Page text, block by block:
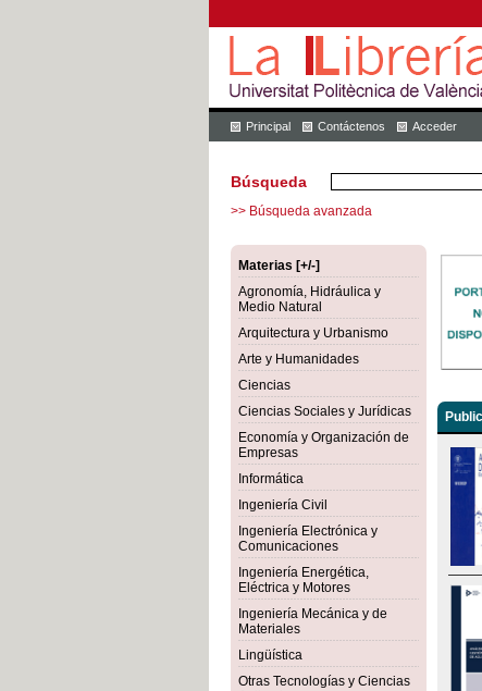
Principal Contáctenos Acceder
Búsqueda
>> Búsqueda avanzada
Materias [+/-]
Agronomía, Hidráulica y
Medio Natural
Arquitectura y Urbanismo
Arte y Humanidades
Ciencias
Ciencias Sociales y Jurídicas
Economía y Organización de
Empresas
Informática
Ingeniería Civil
Ingeniería Electrónica y
Comunicaciones
Ingeniería Energética,
Eléctrica y Motores
Ingeniería Mecánica y de
Materiales
Lingüística
Otras Tecnologías y Ciencias